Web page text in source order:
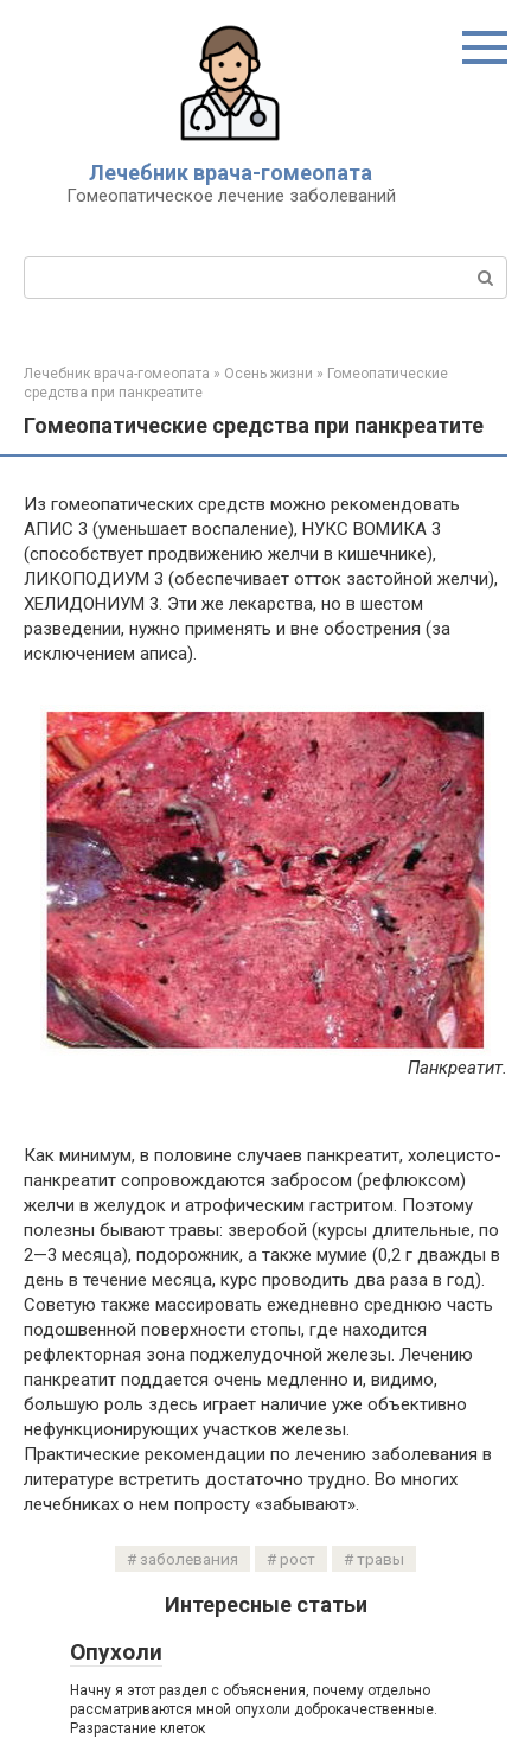
Лечебник врача-гомеопата
Гомеопатическое лечение заболеваний
Поиск:
Лечебник врача-гомеопата » Осень жизни » Гомеопатические
средства при панкреатите
Гомеопатические средства при панкреатите
Из гомеопатических средств можно рекомендовать
АПИС 3 (уменьшает воспаление), НУКС ВОМИКА 3
(способствует продвижению желчи в кишечнике),
ЛИКОПОДИУМ 3 (обеспечивает отток застойной желчи),
ХЕЛИДОНИУМ 3. Эти же лекарства, но в шестом
разведении, нужно применять и вне обострения (за
исключением аписа).
Панкреатит.
Как минимум, в половине случаев панкреатит, холецисто-
панкреатит сопровождаются забросом (рефлюксом)
желчи в желудок и атрофическим гастритом. Поэтому
полезны бывают травы: зверобой (курсы длительные, по
2—3 месяца), подорожник, а также мумие (0,2 г дважды в
день в течение месяца, курс проводить два раза в год).
Советую также массировать ежедневно среднюю часть
подошвенной поверхности стопы, где находится
рефлекторная зона поджелудочной железы. Лечению
панкреатит поддается очень медленно и, видимо,
большую роль здесь играет наличие уже объективно
нефункционирующих участков железы.
Практические рекомендации по лечению заболевания в
литературе встретить достаточно трудно. Во многих
лечебниках о нем попросту «забывают».
заболевания рост травы
Интересные статьи
Опухоли
Начну я этот раздел с объяснения, почему отдельно
рассматриваются мной опухоли доброкачественные.
Разрастание клеток